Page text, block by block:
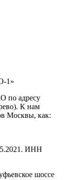
1»
по адресу
К нам
Москвы, как:
ИНН
шоссе